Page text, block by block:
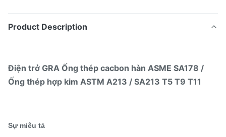
Product Description
Điện trở GRA Ống thép cacbon hàn ASME SA178 /
Ống thép hợp kim ASTM A213 / SA213 T5 T9 T11
Sự miêu tả